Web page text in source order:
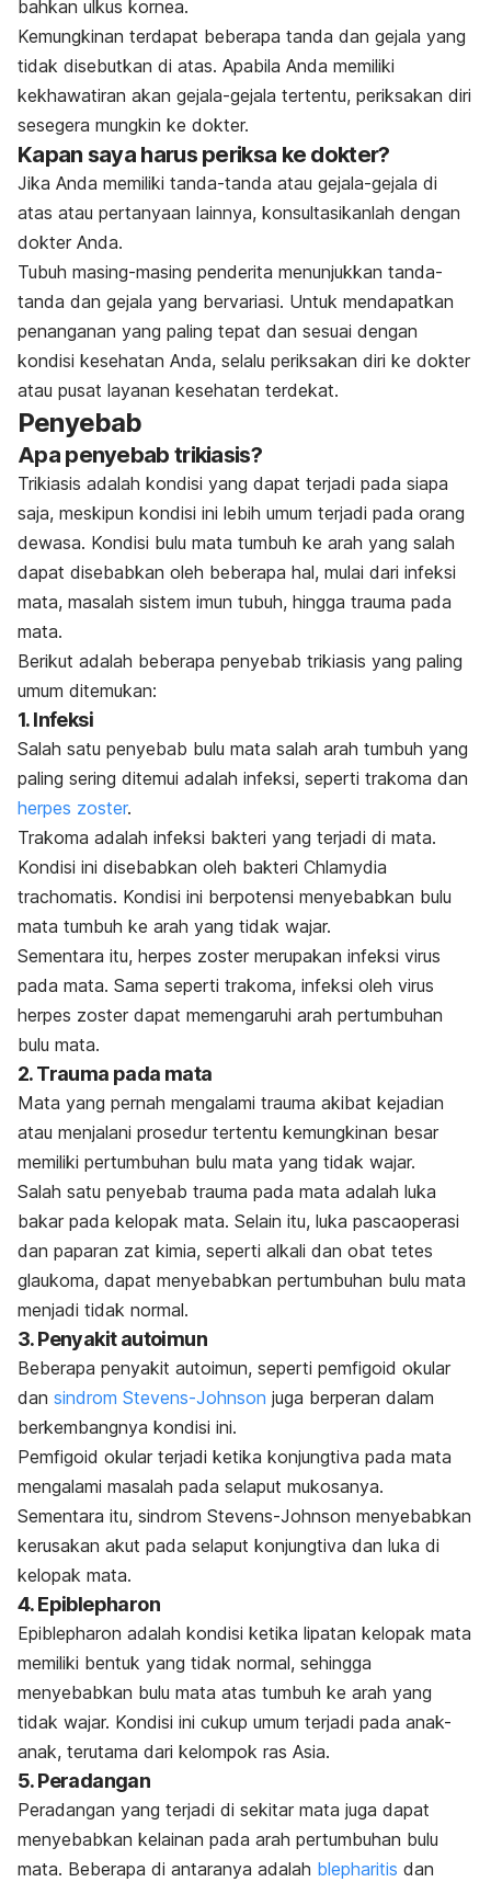
bahkan ulkus kornea.
Kemungkinan terdapat beberapa tanda dan gejala yang
tidak disebutkan di atas. Apabila Anda memiliki
kekhawatiran akan gejala-gejala tertentu, periksakan diri
sesegera mungkin ke dokter.
Kapan saya harus periksa ke dokter?
Jika Anda memiliki tanda-tanda atau gejala-gejala di
atas atau pertanyaan lainnya, konsultasikanlah dengan
dokter Anda.
Tubuh masing-masing penderita menunjukkan tanda-
tanda dan gejala yang bervariasi. Untuk mendapatkan
penanganan yang paling tepat dan sesuai dengan
kondisi kesehatan Anda, selalu periksakan diri ke dokter
atau pusat layanan kesehatan terdekat.
Penyebab
Apa penyebab trikiasis?
Trikiasis adalah kondisi yang dapat terjadi pada siapa
saja, meskipun kondisi ini lebih umum terjadi pada orang
dewasa. Kondisi bulu mata tumbuh ke arah yang salah
dapat disebabkan oleh beberapa hal, mulai dari infeksi
mata, masalah sistem imun tubuh, hingga trauma pada
mata.
Berikut adalah beberapa penyebab trikiasis yang paling
umum ditemukan:
1. Infeksi
Salah satu penyebab bulu mata salah arah tumbuh yang
paling sering ditemui adalah infeksi, seperti trakoma dan
herpes zoster.
Trakoma adalah infeksi bakteri yang terjadi di mata.
Kondisi ini disebabkan oleh bakteri Chlamydia
trachomatis. Kondisi ini berpotensi menyebabkan bulu
mata tumbuh ke arah yang tidak wajar.
Sementara itu, herpes zoster merupakan infeksi virus
pada mata. Sama seperti trakoma, infeksi oleh virus
herpes zoster dapat memengaruhi arah pertumbuhan
bulu mata.
2. Trauma pada mata
Mata yang pernah mengalami trauma akibat kejadian
atau menjalani prosedur tertentu kemungkinan besar
memiliki pertumbuhan bulu mata yang tidak wajar.
Salah satu penyebab trauma pada mata adalah luka
bakar pada kelopak mata. Selain itu, luka pascaoperasi
dan paparan zat kimia, seperti alkali dan obat tetes
glaukoma, dapat menyebabkan pertumbuhan bulu mata
menjadi tidak normal.
3. Penyakit autoimun
Beberapa penyakit autoimun, seperti pemfigoid okular
dan sindrom Stevens-Johnson juga berperan dalam
berkembangnya kondisi ini.
Pemfigoid okular terjadi ketika konjungtiva pada mata
mengalami masalah pada selaput mukosanya.
Sementara itu, sindrom Stevens-Johnson menyebabkan
kerusakan akut pada selaput konjungtiva dan luka di
kelopak mata.
4. Epiblepharon
Epiblepharon adalah kondisi ketika lipatan kelopak mata
memiliki bentuk yang tidak normal, sehingga
menyebabkan bulu mata atas tumbuh ke arah yang
tidak wajar. Kondisi ini cukup umum terjadi pada anak-
anak, terutama dari kelompok ras Asia.
5. Peradangan
Peradangan yang terjadi di sekitar mata juga dapat
menyebabkan kelainan pada arah pertumbuhan bulu
mata. Beberapa di antaranya adalah blepharitis dan